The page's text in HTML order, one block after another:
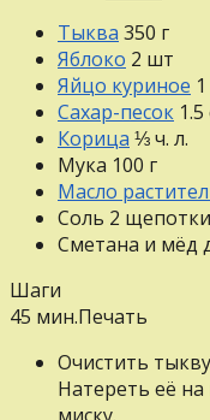
Тыква 350 г
Яблоко 2 шт
Яйцо куриное 1
Сахар-песок 1.5
Корица ⅓ч. л.
Мука 100 г
Масло
Соль 2 щепотки
Сметана и мёд
Шаги
45 мин.Печать
Очистить
Натереть её